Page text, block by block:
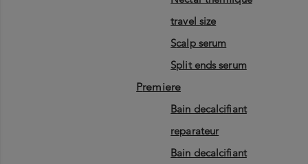
travel size
scalp serum
split ends serum
premiere
bain decalcifiant
reparateur
bain decalcifiant